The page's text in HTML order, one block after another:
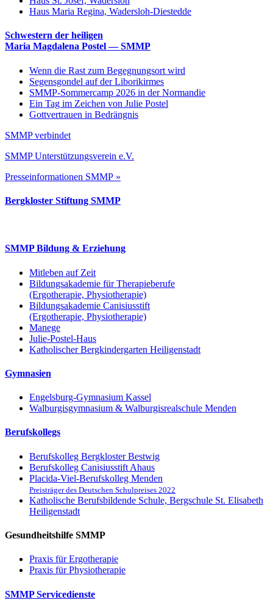
Haus Maria Regina, Wadersloh-Diestedde
Schwestern der heiligen
Maria Magdalena Postel — SMMP
Wenn die Rast zum Begegnungsort wird
Segensgondel auf der Liborikirmes
SMMP-Sommercamp 2026 in der Normandie
Ein Tag im Zeichen von Julie Postel
Gottvertrauen in Bedrängnis
SMMP verbindet
SMMP Unterstützungsverein e.V.
Presseinformationen SMMP »
Bergkloster Stiftung SMMP
SMMP Bildung & Erziehung
Mitleben auf Zeit
Bildungsakademie für Therapieberufe
(Ergotherapie, Physiotherapie)
Bildungsakademie Canisiusstift
(Ergotherapie, Physiotherapie)
Manege
Julie-Postel-Haus
Katholischer Bergkindergarten Heiligenstadt
Gymnasien
Engelsburg-Gymnasium Kassel
Walburgisgymnasium & Walburgisrealschule Menden
Berufskollegs
Berufskolleg Bergkloster Bestwig
Berufskolleg Canisiusstift Ahaus
Placida-Viel-Berufskolleg Menden
Preisträger des Deutschen Schulpreises 2022
Katholische Berufsbildende Schule, Bergschule St. Elisabeth
Heiligenstadt
Gesundheitshilfe SMMP
Praxis für Ergo­therapie
Praxis für Physio­therapie
SMMP Servicedienste